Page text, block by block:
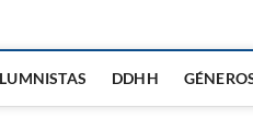
DDHH